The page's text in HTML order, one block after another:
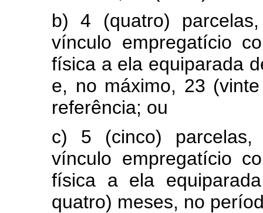
b) 4 (quatro)
vínculo empregatício
física a ela equiparada
e, no máximo, 23
referência; ou
c) 5 (cinco) parcelas,
vínculo empregatício
física a ela
quatro) meses, no